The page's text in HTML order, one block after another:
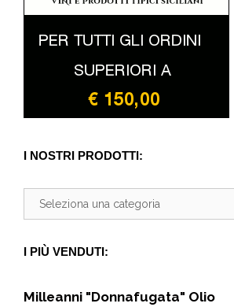
I NOSTRI PRODOTTI:
I PIÙ VENDUTI:
Milleanni "Donnafugata" Olio